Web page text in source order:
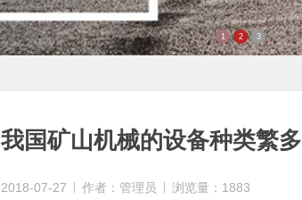
1 2 3
我国矿山机械的设备种类繁多
2018-07-27 作者：管理员 浏览量：1883